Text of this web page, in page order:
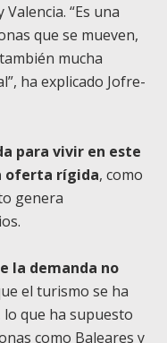
“Es una
que se mueven,
mucha
ha explicado Jofre-
para vivir en este
oferta rígida, como
genera
la demanda no
el turismo se ha
que ha supuesto
como Baleares y